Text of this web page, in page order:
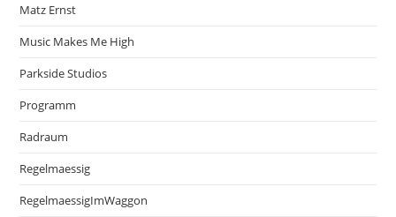
Matz Ernst
Music Makes Me High
Parkside Studios
Programm
Radraum
Regelmaessig
RegelmaessigImWaggon